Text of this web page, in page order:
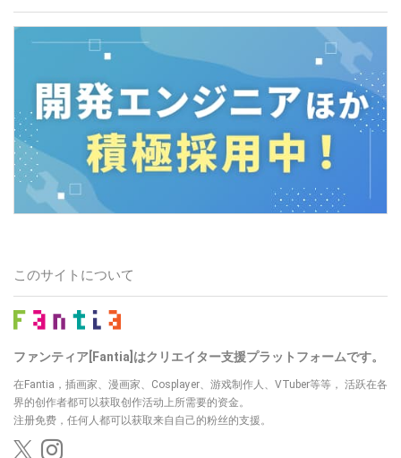
このサイトについて
ファンティア[Fantia]はクリエイター支援プラットフォームです。
在Fantia，插画家、漫画家、Cosplayer、游戏制作人、VTuber等等， 活跃在各
界的创作者都可以获取创作活动上所需要的资金。
注册免费，任何人都可以获取来自自己的粉丝的支援。